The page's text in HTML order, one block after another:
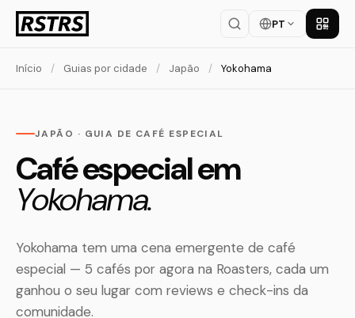
PT Baixar
Início / Guias por cidade / Japão / Yokohama
JAPÃO · GUIA DE CAFÉ ESPECIAL
Café especial em
Yokohama.
Yokohama tem uma cena emergente de café
especial — 5 cafés por agora na Roasters, cada um
ganhou o seu lugar com reviews e check-ins da
comunidade.